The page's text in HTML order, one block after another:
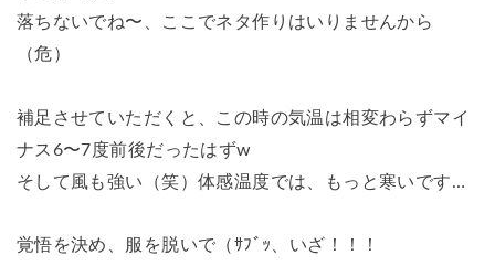
落ちないでね〜、ここでネタ作りはいりませんから
（危）
補足させていただくと、この時の気温は相変わらずマイ
ナス6〜7度前後だったはずw
そして風も強い（笑）体感温度では、もっと寒いです…
覚悟を決め、服を脱いで（ｻﾌﾞｯ、いざ！！！